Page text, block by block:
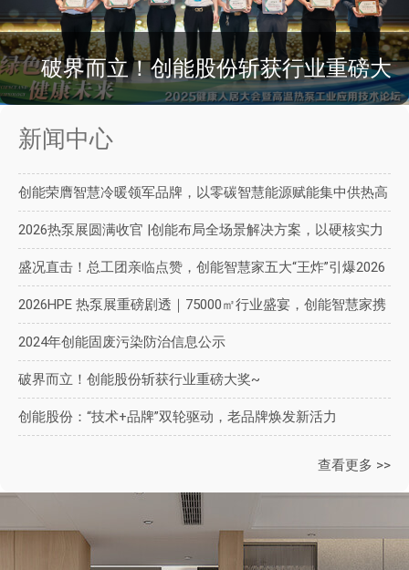
破界而立！创能股份斩获行业重磅大
奖~
新闻中心
创能荣膺智慧冷暖领军品牌，以零碳智慧能源赋能集中供热高
质量发展
2026热泵展圆满收官 |创能布局全场景解决方案，以硬核实力
对话未来
盛况直击！总工团亲临点赞，创能智慧家五大“王炸”引爆2026
热泵展
2026HPE 热泵展重磅剧透｜75000㎡行业盛宴，创能智慧家携
三大升级开辟新方向
2024年创能固废污染防治信息公示
破界而立！创能股份斩获行业重磅大奖~
创能股份：“技术+品牌”双轮驱动，老品牌焕发新活力
查看更多 >>